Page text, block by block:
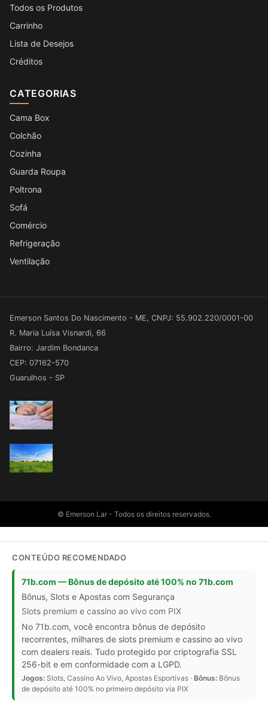
Todos os Produtos
Carrinho
Lista de Desejos
Créditos
CATEGORIAS
Cama Box
Colchão
Cozinha
Guarda Roupa
Poltrona
Sofá
Comércio
Refrigeração
Ventilação
Emerson Santos Do Nascimento - ME, CNPJ: 55.902.220/0001-00
R. Maria Luísa Visnardi, 66
Bairro: Jardim Bondanca
CEP: 07162-570
Guarulhos - SP
© Emerson Lar - Todos os direitos reservados.
CONTEÚDO RECOMENDADO
71b.com — Bônus de depósito até 100% no 71b.com
Bônus, Slots e Apostas com Segurança
Slots premium e cassino ao vivo com PIX
No 71b.com, você encontra bônus de depósito
recorrentes, milhares de slots premium e cassino ao vivo
com dealers reais. Tudo protegido por criptografia SSL
256-bit e em conformidade com a LGPD.
Jogos: Slots, Cassino Ao Vivo, Apostas Esportivas · Bônus: Bônus
de depósito até 100% no primeiro depósito via PIX